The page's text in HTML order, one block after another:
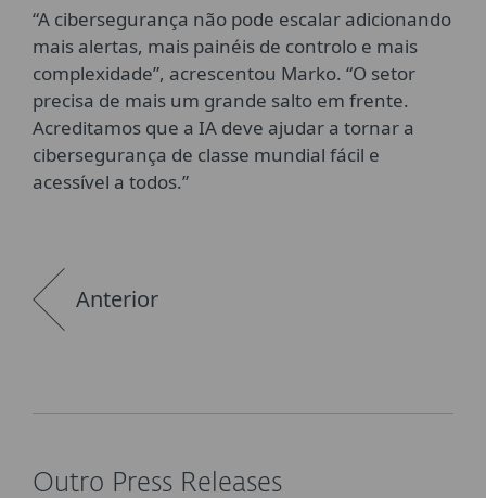
“A cibersegurança não pode escalar adicionando
mais alertas, mais painéis de controlo e mais
complexidade”, acrescentou Marko. “O setor
precisa de mais um grande salto em frente.
Acreditamos que a IA deve ajudar a tornar a
cibersegurança de classe mundial fácil e
acessível a todos.”
Anterior
Outro Press Releases